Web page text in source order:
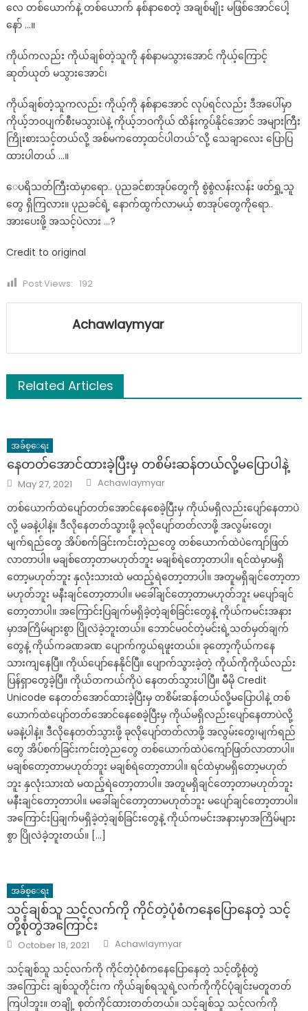
လေ တစ်ယောက်နဲ့ တစ်ယောက် နစ်နာစေတဲ့ အချစ်မျိုး မဖြစ်အောင်ပေါ့
နော် …။
ကိုယ်ကလည်း ကိုယ်ချစ်တဲ့သူကို နစ်နာမသွားအောင် ကိုယ့်ကြောင့်
ဆုတ်ယုတ် မသွားအောင်၊
ကိုယ်ချစ်တဲ့သူကလည်း ကိုယ့်ကို နစ်နာအောင် လုပ်ရင်လည်း ဒီအပေါ်မှာ
ကိုယ့်ဘဝပျက်စီးမသွားပဲနဲ့ ကိုယ့်ဘဝကိုယ် ထိန်းကွပ်နိုင်အောင် အများကြီး
ကြိုးစားသင့်တယ်လို့ အစ်မကတော့ထင်ပါတယ်”လို့ သေချာလေး ပြောပြ
ထားပါတယ် …။
‌ေပရိသတ်ကြီးထဲမှာရော.. ပုညခင်စာအုပ်တွေကို စွဲစွဲလန်းလန်း ဖတ်ရှု့သူ
တွေ ရှိကြလား။ ပုညခင်ရဲ့ နောက်ထွက်လာမယ့် စာအုပ်တွေကိုရော..
အားပေးဖို့ အသင့်ပဲလား …?
Credit to original
Post Views: 192
Achawlaymyar
Related Articles
အခ်စ္ေရး
နေတတ်အောင်ထားခဲ့ပြီးမှ တစိမ်းဆန်တယ်လို့မပြောပါနဲ့
Posted
on
May 27, 2021 Author
Achawlaymyar
တစ်ယောက်ထဲပျော်တတ်အောင်နေစေခဲ့ပြီးမှ ကိုယ်မရှိလည်းပျော်နေတာပဲ
လို့ မခနဲ့ပါနဲ့။ ဒီလိုနေတတ်သွားဖို့ ခုလိုပျော်တတ်လာဖို့ အလွမ်းတွေ၊
မျက်ရည်တွေ အိပ်စက်ခြင်းကင်းတဲ့ညတွေ တစ်ယောက်ထဲပဲကျော်ဖြတ်
လာတာပါ။ မချစ်တော့တာမဟုတ်ဘူး မချစ်ရဲတော့တာပါ။ ရင်ထဲမှာမရှိ
တော့မဟုတ်ဘူး နှလုံးသားထဲ မထည့်ရဲတော့တာပါ။ အတူမရှိချင်တော့တာ
မဟုတ်ဘူး မနီးချင်တော့တာပါ။ မခေါ်ချင်တော့တာမဟုတ်ဘူး မပျော်ချင်
တော့တာပါ။ အကြောင်းပြချက်မရှိခဲ့တဲ့ချစ်ခြင်းတွေနဲ့ ကိုယ်ကမင်းအနား
မှာအကြိမ်များစွာ ပြိုလဲခဲ့ဘူးတယ်။ ဘောင်မဝင်တဲ့မင်းရဲ့သတ်မှတ်ချက်
တွေနဲ့ ကိုယ်ကခဏခဏ ပျောက်ကွယ်ရဖူးတယ်။ ခုတော့ကိုယ်ကနေ
သားကျနေပြီ။ ကိုယ်ပျော်နေနိုင်ပြီ။ ပျောက်သွားခဲ့တဲ့ ကိုယ်ကိုကိုယ်လည်း
ပြန်ရှာတွေခဲ့ပြီ။ ကိုယ်တကယ်ကိုပဲ နေတတ်သွားပါပြီ။ မီမို Credit
Unicode နေတတ်အောင်ထားခဲ့ပြီးမှ တစိမ်းဆန်တယ်လို့မပြောပါနဲ့ တစ်
ယောက်ထဲပျော်တတ်အောင်နေစေခဲ့ပြီးမှ ကိုယ်မရှိလည်းပျော်နေတာပဲလို့
မခနဲ့ပါနဲ့။ ဒီလိုနေတတ်သွားဖို့ ခုလိုပျော်တတ်လာဖို့ အလွမ်းတွေ၊မျက်ရည်
တွေ အိပ်စက်ခြင်းကင်းတဲ့ညတွေ တစ်ယောက်ထဲပဲကျော်ဖြတ်လာတာပါ။
မချစ်တော့တာမဟုတ်ဘူး မချစ်ရဲတော့တာပါ။ ရင်ထဲမှာမရှိတော့မဟုတ်
ဘူး နှလုံးသားထဲ မထည့်ရဲတော့တာပါ။ အတူမရှိချင်တော့တာမဟုတ်ဘူး
မနီးချင်တော့တာပါ။ မခေါ်ချင်တော့တာမဟုတ်ဘူး မပျော်ချင်တော့တာပါ။
အကြောင်းပြချက်မရှိခဲ့တဲ့ချစ်ခြင်းတွေနဲ့ ကိုယ်ကမင်းအနားမှာအကြိမ်များ
စွာ ပြိုလဲခဲ့ဘူးတယ်။ […]
အခ်စ္ေရး
သင့်ချစ်သူ သင့်လက်ကို ကိုင်တဲ့ပုံစံကနေပြောနေတဲ့ သင့်
တို့စုံတွဲအကြောင်း
Posted
on
October 18, 2021 Author
Achawlaymyar
သင့်ချစ်သူ သင့်လက်ကို ကိုင်တဲ့ပုံစံကနေပြောနေတဲ့ သင့်တို့စုံတွဲ
အကြောင်း ချစ်သူတိုင်းက ကိုယ်ချစ်ရသူရဲ့လက်ကိုကိုင်ပုံချင်းမတူတတ်
ကြပါဘူး။ တချို့ စုတ်ကိုင်ထားတတ်တယ်။ သင့်ချစ်သူ သင့်လက်ကို